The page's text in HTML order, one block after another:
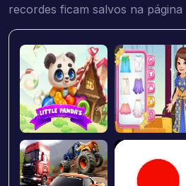
recordes ficam salvos na página